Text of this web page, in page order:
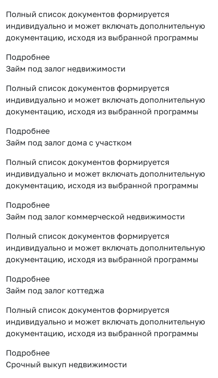
Полный список документов формируется
индивидуально и может включать дополнительную
документацию, исходя из выбранной программы
Подробнее
Займ под залог недвижимости
Полный список документов формируется
индивидуально и может включать дополнительную
документацию, исходя из выбранной программы
Подробнее
Займ под залог дома с участком
Полный список документов формируется
индивидуально и может включать дополнительную
документацию, исходя из выбранной программы
Подробнее
Займ под залог коммерческой недвижимости
Полный список документов формируется
индивидуально и может включать дополнительную
документацию, исходя из выбранной программы
Подробнее
Займ под залог коттеджа
Полный список документов формируется
индивидуально и может включать дополнительную
документацию, исходя из выбранной программы
Подробнее
Срочный выкуп недвижимости